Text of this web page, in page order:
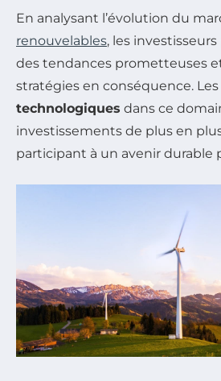
En analysant l’évolution du
renouvelables, les
des tendances prometteuses
stratégies en conséquence. Les
technologiques dans ce
investissements de plus en
participant à un avenir durable